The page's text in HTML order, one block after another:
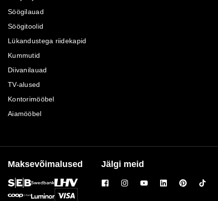
Söögilauad
Söögitoolid
Lükandustega riidekapid
Kummutid
Diivanilauad
TV-alused
Kontorimööbel
Aiamööbel
Maksevõimalused Jälgi meid